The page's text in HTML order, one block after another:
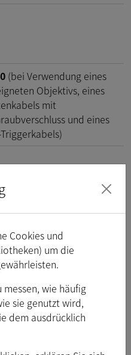
(bei Verwendung eines
Objektivs, eines
mit
und eines
Pregius S
IMX546
Cookies und
um die
messen, wie häufig
sie genutzt wird,
dem ausdrücklich